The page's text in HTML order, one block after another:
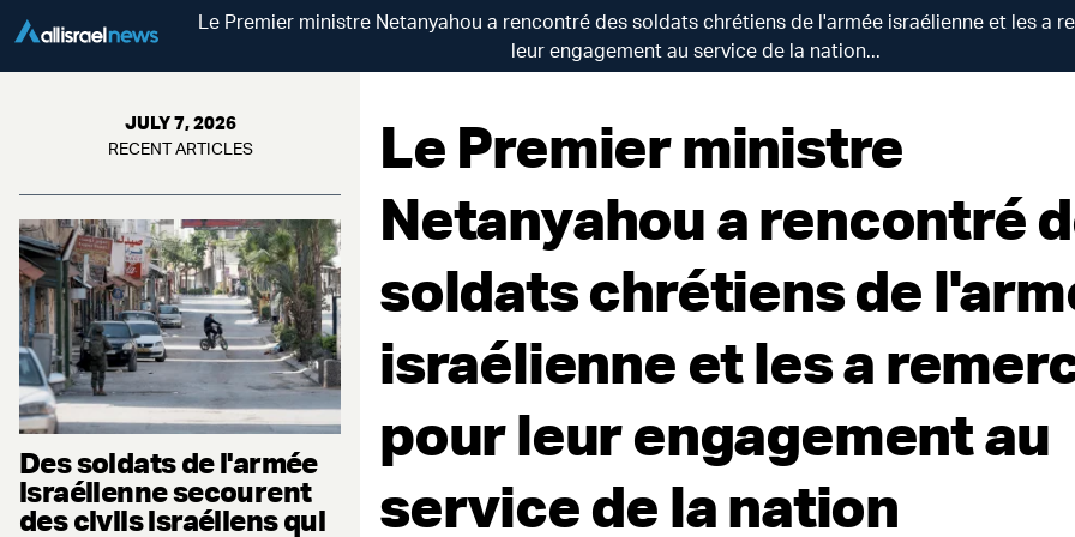
Le Premier ministre Netanyahou a rencontré des soldats chrétiens de l'armée israélienne et les a
leur engagement au service de la nation...
JULY 7, 2026
RECENT ARTICLES
Des soldats de l'armée
israélienne secourent
des civils israéliens qui
Le Premier ministre
Netanyahou a rencontré
soldats chrétiens de
israélienne et les a
pour leur engagement au
service de la nation